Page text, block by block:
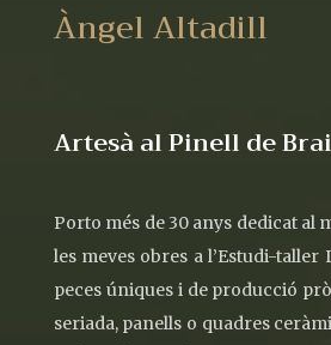
Àngel Altadill
Artesà al Pinell de Brai
Porto més de 30 anys dedicat al
les meves obres a l’Estudi-taller
peces úniques i de producció
seriada, panells o quadres